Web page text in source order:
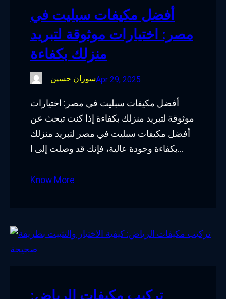
أفضل مكيفات سبليت في
مصر: اختيارات موثوقة لتبريد
منزلك بكفاءة
سوزان حسينApr 29, 2025
أفضل مكيفات سبليت في مصر: اختيارات
موثوقة لتبريد منزلك بكفاءة إذا كنت تبحث عن
أفضل مكيفات سبليت في مصر لتبريد منزلك
بكفاءة وجودة عالية، فإنك قد وصلت إلى ا…
Know More
تركيب مكيفات الرياض: